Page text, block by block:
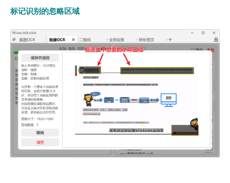
标记识别的忽略区域